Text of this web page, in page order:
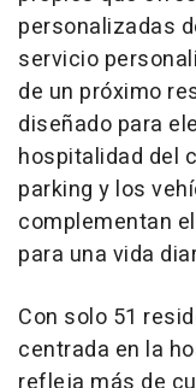
personalizadas
servicio
de un próximo
diseñado para
hospitalidad del
parking y los
complementan
para una vida
Con solo 51
centrada en la